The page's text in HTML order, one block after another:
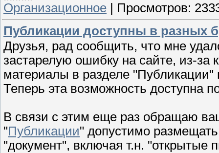
Организационное | Просмотров:
Публикации доступны в разных
Друзья, рад сообщить, что мне
застарелую ошибку на сайте, из-за
материалы в разделе "Публикации"
Теперь эта возможность доступна
В связи с этим еще раз обращаю
"Публикации" допустимо
"документ", включая т.н.